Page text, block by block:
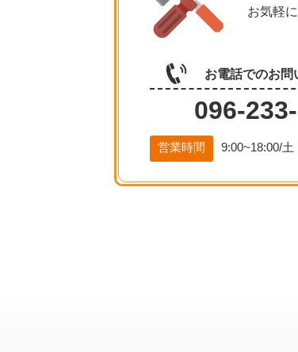
お気軽
お電話でのお問
096-
営業時間 9:00~18:00/